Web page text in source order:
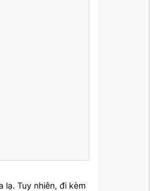
lạ. Tuy nhiên, đi kèm